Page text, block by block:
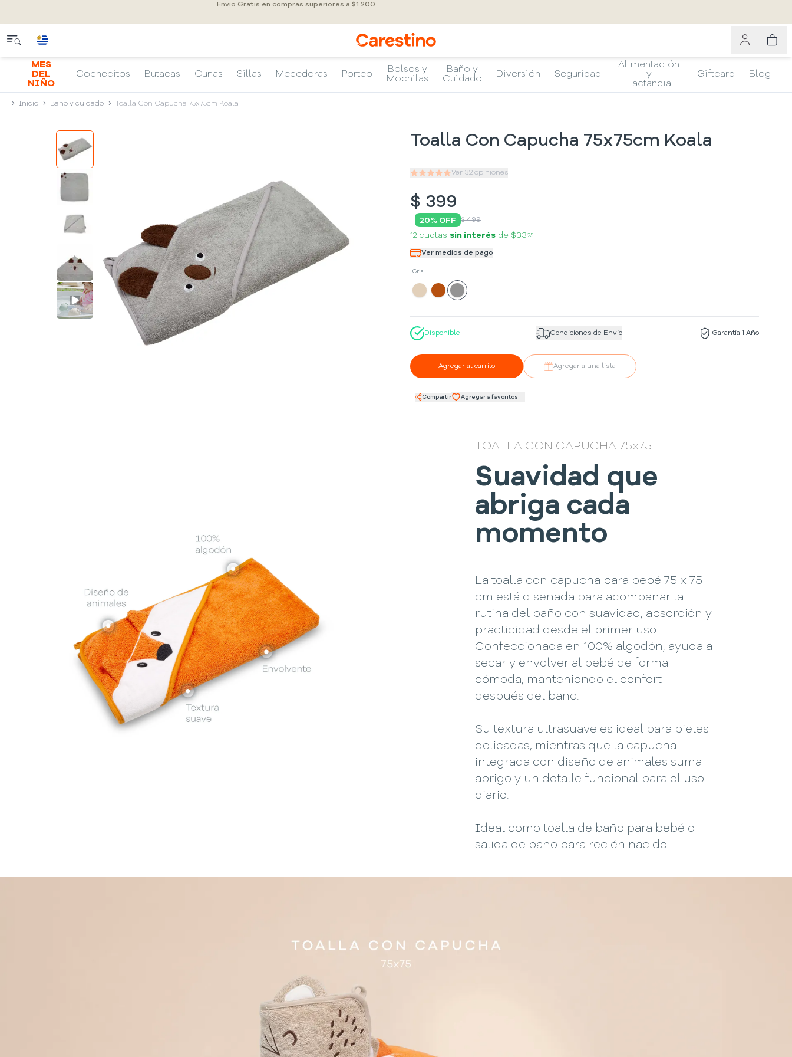
Envío Gratis en compras superiores a $1.200
MES
DEL
NIÑO
Cochecitos Butacas Cunas Sillas Mecedoras Porteo
Bolsos y
Mochilas
Baño y
Cuidado
Diversión Seguridad
Alimentación
y
Lactancia
Giftcard Blog
Inicio Baño y cuidado Toalla Con Capucha 75x75cm Koala
Toalla Con Capucha 75x75cm Koala
Ver 32 opiniones
$ 399
20% OFF $ 499
12 cuotas sin interés de $33 25
Ver medios de pago
Gris
Disponible Condiciones de Envío Garantía 1 Año
Agregar al carrito Agregar a una lista
Compartir Agregar a favoritos
TOALLA CON CAPUCHA 75x75
Suavidad que
abriga cada
momento
La toalla con capucha para bebé 75 x 75
cm está diseñada para acompañar la
rutina del baño con suavidad, absorción y
practicidad desde el primer uso.
Confeccionada en 100% algodón, ayuda a
secar y envolver al bebé de forma
cómoda, manteniendo el confort
después del baño.
Su textura ultrasuave es ideal para pieles
delicadas, mientras que la capucha
integrada con diseño de animales suma
abrigo y un detalle funcional para el uso
diario.
Ideal como toalla de baño para bebé o
salida de baño para recién nacido.